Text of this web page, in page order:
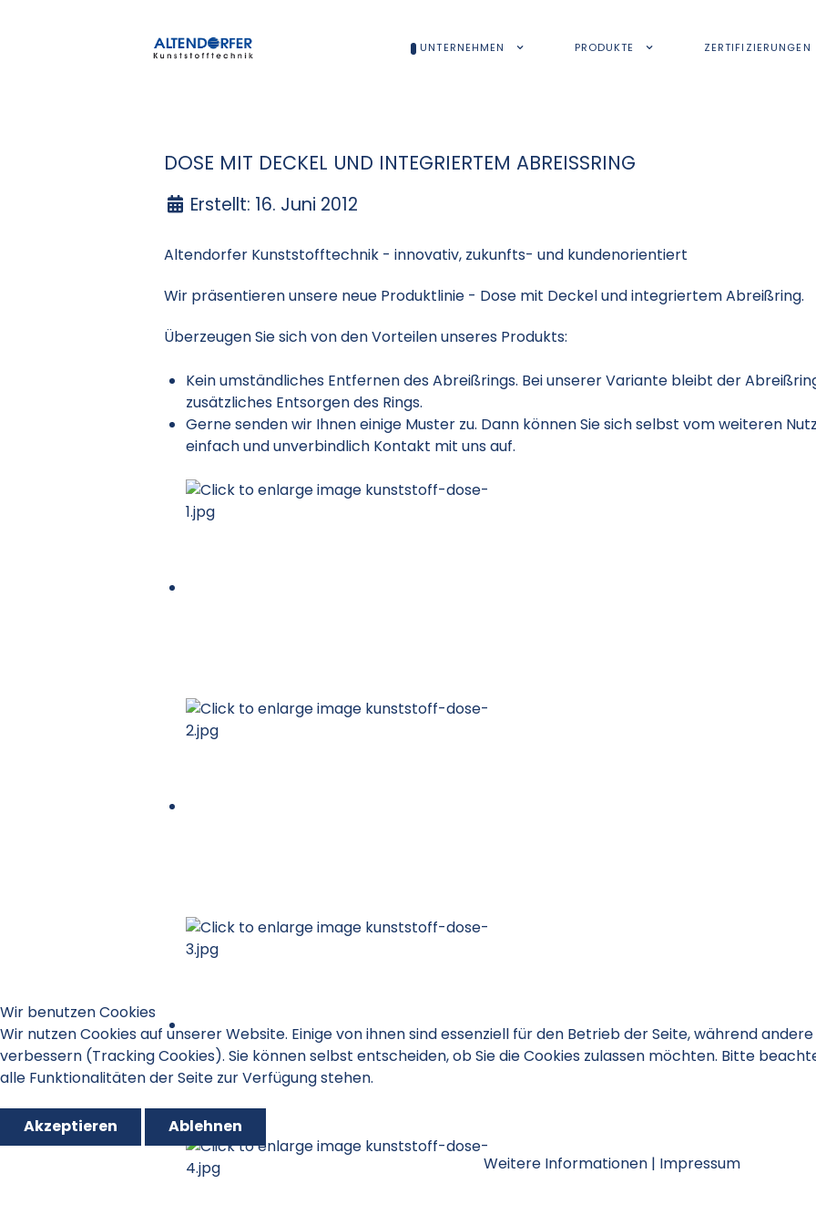
UNTERNEHMEN PRODUKTE ZERTIFIZIERUNGEN
DOSE MIT DECKEL UND INTEGRIERTEM ABREISSRING
Erstellt: 16. Juni 2012
Altendorfer Kunststofftechnik - innovativ, zukunfts- und kundenorientiert
Wir präsentieren unsere neue Produktlinie - Dose mit Deckel und integriertem Abreißring.
Überzeugen Sie sich von den Vorteilen unseres Produkts:
Kein umständliches Entfernen des Abreißrings. Bei unserer Variante bleibt der
zusätzliches Entsorgen des Rings.
Gerne senden wir Ihnen einige Muster zu. Dann können Sie sich selbst vom weiteren
einfach und unverbindlich Kontakt mit uns auf.
Wir benutzen Cookies
Wir nutzen Cookies auf unserer Website. Einige von ihnen sind essenziell für den Betrieb der Seite, während
verbessern (Tracking Cookies). Sie können selbst entscheiden, ob Sie die Cookies zulassen möchten. Bitte
alle Funktionalitäten der Seite zur Verfügung stehen.
Akzeptieren
Ablehnen
Weitere Informationen | Impressum